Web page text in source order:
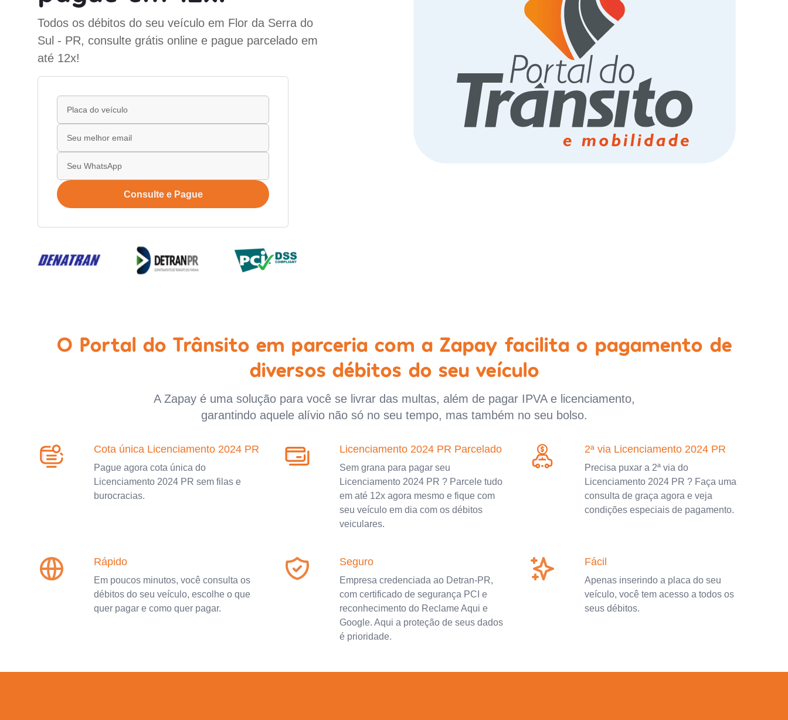
Todos os débitos do seu veículo em Flor da Serra do
Sul - PR, consulte grátis online e pague parcelado em
até 12x!
Consulte e Pague
O Portal do Trânsito em parceria com a Zapay facilita o pagamento de
diversos débitos do seu veículo
A Zapay é uma solução para você se livrar das multas, além de pagar IPVA e licenciamento,
garantindo aquele alívio não só no seu tempo, mas também no seu bolso.
Cota única Licenciamento 2024 PR
Pague agora cota única do
Licenciamento 2024 PR sem filas e
burocracias.
Licenciamento 2024 PR Parcelado
Sem grana para pagar seu
Licenciamento 2024 PR ? Parcele tudo
em até 12x agora mesmo e fique com
seu veículo em dia com os débitos
veiculares.
2ª via Licenciamento 2024 PR
Precisa puxar a 2ª via do
Licenciamento 2024 PR ? Faça uma
consulta de graça agora e veja
condições especiais de pagamento.
Rápido
Em poucos minutos, você consulta os
débitos do seu veículo, escolhe o que
quer pagar e como quer pagar.
Seguro
Empresa credenciada ao Detran-PR,
com certificado de segurança PCI e
reconhecimento do Reclame Aqui e
Google. Aqui a proteção de seus dados
é prioridade.
Fácil
Apenas inserindo a placa do seu
veículo, você tem acesso a todos os
seus débitos.